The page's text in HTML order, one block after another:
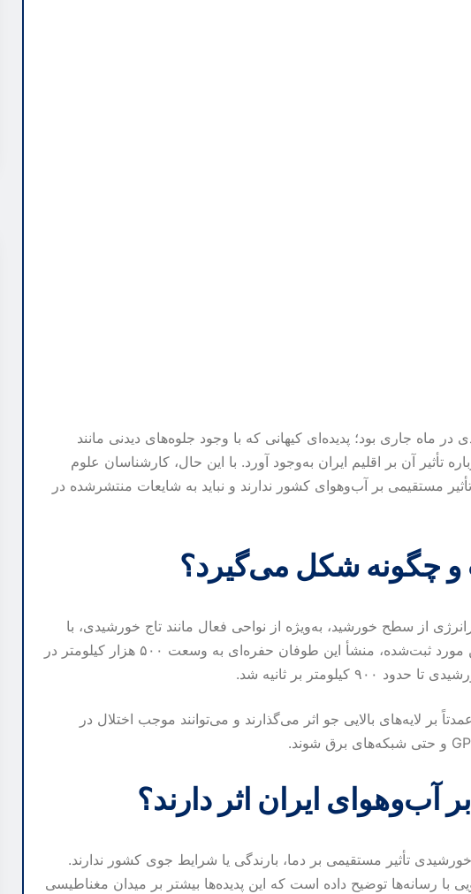
ماه جاری بود؛ پدیده‌ای کیهانی که با وجود جلوه‌های دیدنی مانند
آن بر اقلیم ایران به‌وجود آورد. با این حال، کارشناسان علوم
مستقیمی بر آب‌وهوای کشور ندارند و نباید به شایعات منتشرشده در
چگونه شکل می‌گیرد؟
از سطح خورشید، به‌ویژه از نواحی فعال مانند تاج خورشیدی، با
سرعت بالا به سمت زمین پرتاب می‌شوند. در آخرین مورد ثبت‌شده، منشأ این طوفان حفره‌ای به وسعت ۵۰۰ هزار کیلومتر در
بر ثانیه شد.
بر لایه‌های بالایی جو اثر می‌گذارند و می‌توانند موجب اختلال در
آب‌وهوای ایران اثر دارند؟
تأثیر مستقیمی بر دما، بارندگی یا شرایط جوی کشور ندارند.
رسانه‌ها توضیح داده است که این پدیده‌ها بیشتر بر میدان مغناطیسی